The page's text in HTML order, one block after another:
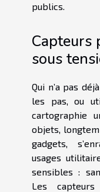
publics.
Capteurs
sous
Qui n’a pas
les pas, ou
cartographie
objets,
gadgets,
usages
sensibles :
Les capteurs